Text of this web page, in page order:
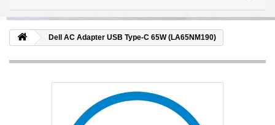
Dell AC Adapter USB Type-C 65W (LA65NM190)